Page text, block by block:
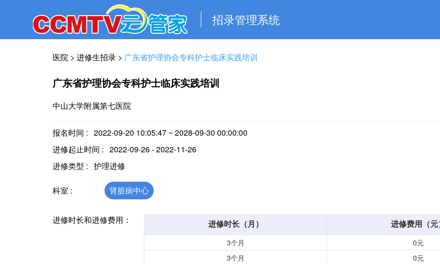
招录管理系统
医院 > 进修生招录 > 广东省护理协会专科护士临床实践培训
广东省护理协会专科护士临床实践培训
中山大学附属第七医院
报名时间 : 2022-09-20 10:05:47 ~ 2028-09-30 00:00:00
进修起止时间 : 2022-09-26 - 2022-11-26
进修类型 : 护理进修
科室 : 肾脏病中心
进修时长和进修费用： 进修时长（月） 进修费用（元
3个月
0元
3个月
0元